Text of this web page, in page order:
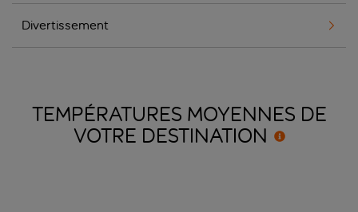
Divertissement
TEMPÉRATURES MOYENNES DE
VOTRE DESTINATION